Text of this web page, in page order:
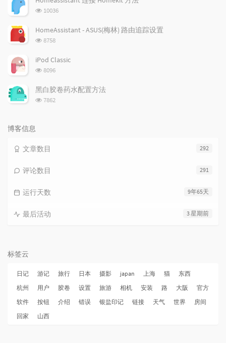
浏
次
10036
HomeAssistant - ASUS(梅林) 路由追踪设置
浏
次
8758
iPod Classic
浏
次
数:
8096
黑白胶卷药水配置方法
浏
7862
博客信息
292
文章数目
291
评论数目
9年65天
运行天数
3 星期前
最后活动
标签云
日记 游记 旅行 日本 摄影 japan 上海 猫
东西
杭州
用户 胶卷 设置 旅游 相机 安装 路 大阪
官方
软件
按钮 介绍 错误 银盐印记 链接 天气 世界
房间
回家
山西